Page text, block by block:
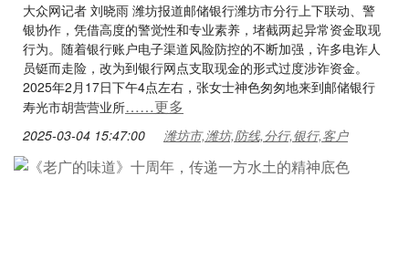
大众网记者 刘晓雨 潍坊报道邮储银行潍坊市分行上下联动、警
银协作，凭借高度的警觉性和专业素养，堵截两起异常资金取现
行为。随着银行账户电子渠道风险防控的不断加强，许多电诈人
员铤而走险，改为到银行网点支取现金的形式过度涉诈资金。
2025年2月17日下午4点左右，张女士神色匆匆地来到邮储银行
寿光市胡营营业所……更多
2025-03-04 15:47:00 潍坊市,潍坊,防线,分行,银行,客户